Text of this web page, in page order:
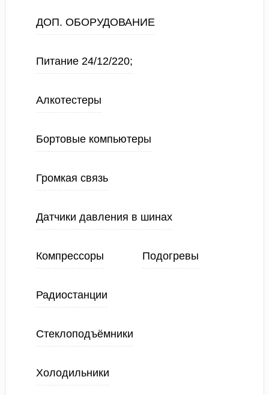
ДОП. ОБОРУДОВАНИЕ
Питание 24/12/220;
Алкотестеры
Бортовые компьютеры
Громкая связь
Датчики давления в шинах
Компрессоры Подогревы
Радиостанции
Стеклоподъёмники
Холодильники